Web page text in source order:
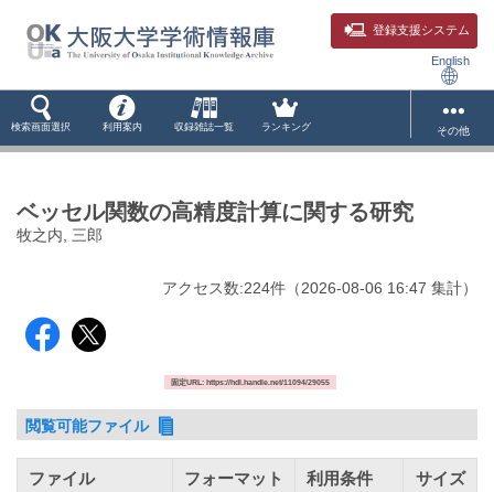
登録支援システム
English
検索画面選択 利用案内 収録雑誌一覧 ランキング その他
ベッセル関数の高精度計算に関する研究
牧之内, 三郎
アクセス数:224件 （2026-08-06 16:47 集計）
固定URL: https://hdl.handle.net/11094/29055
閲覧可能ファイル
ファイル フォーマット 利用条件 サイズ